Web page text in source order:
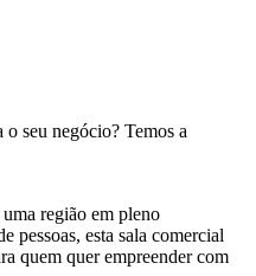
seu negócio? Temos a
região em pleno
pessoas, esta sala comercial
quem quer empreender com